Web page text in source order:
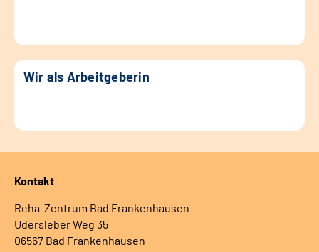
Wir als Arbeitgeberin
Kontakt
Reha-Zentrum Bad Frankenhausen
Udersleber Weg 35
06567 Bad Frankenhausen